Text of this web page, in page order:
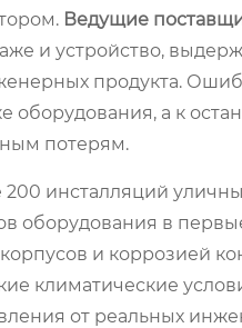
Ведущие
и устройство,
продукта.
оборудования, а к
потерям.
инсталляций
оборудования в
и коррозией
климатические
от реальных